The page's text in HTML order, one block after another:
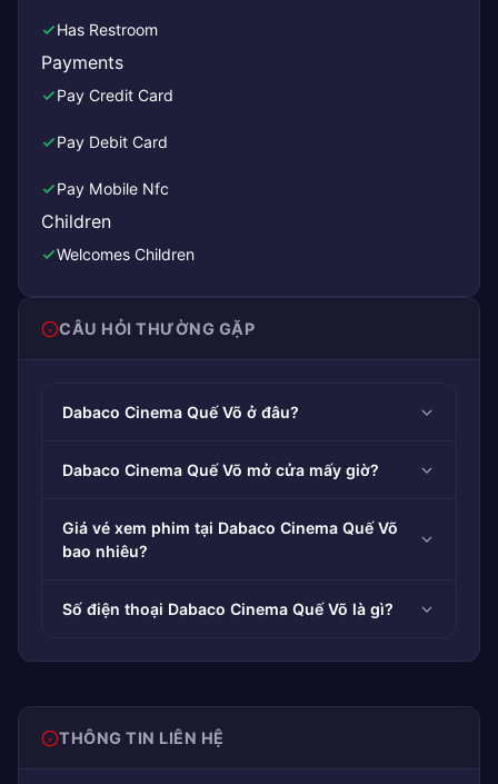
Has Restroom
Payments
Pay Credit Card
Pay Debit Card
Pay Mobile Nfc
Children
Welcomes Children
CÂU HỎI THƯỜNG GẶP
Dabaco Cinema Quế Võ ở đâu?
Dabaco Cinema Quế Võ mở cửa mấy giờ?
Giá vé xem phim tại Dabaco Cinema Quế Võ
bao nhiêu?
Số điện thoại Dabaco Cinema Quế Võ là gì?
THÔNG TIN LIÊN HỆ